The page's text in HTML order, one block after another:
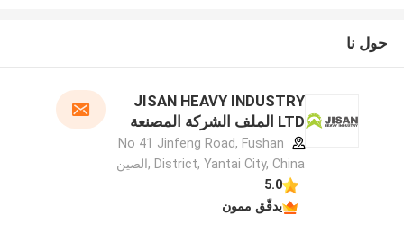
حول نا
JISAN HEAVY INDUSTRY
LTD الملف الشركة المصنعة
No 41 Jinfeng Road, Fushan
District, Yantai City, China ,الصين
5.0
يدقّق ممون